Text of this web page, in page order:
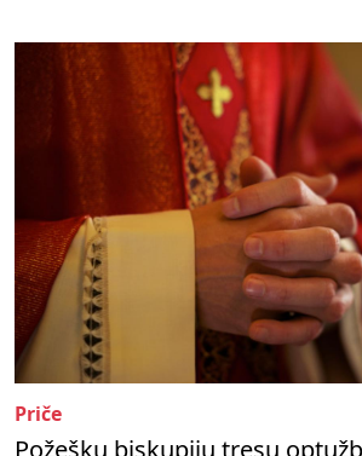
Priče
Požešku biskupiju tresu